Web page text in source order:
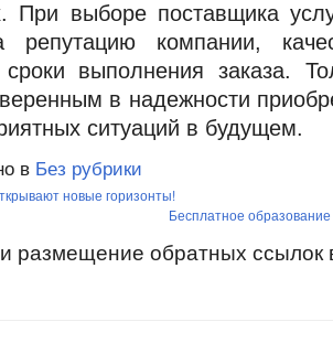
При выборе поставщика
репутацию компании,
выполнения заказа.
в надежности
ситуаций в будущем.
в Без рубрики
новые горизонты!
Бесплатное
размещение обратных ссылок